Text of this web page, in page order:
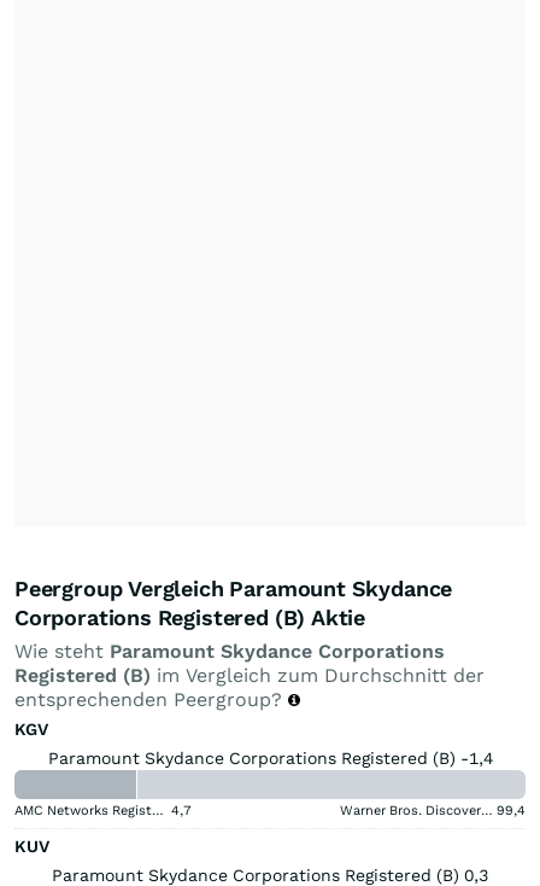
Peergroup Vergleich Paramount Skydance
Corporations Registered (B) Aktie
Wie steht Paramount Skydance Corporations
Registered (B) im Vergleich zum Durchschnitt der
entsprechenden Peergroup?
KGV
Paramount Skydance Corporations Registered (B) -1,4
AMC Networks Registered (A) 4,7 Warner Bros. Discovery (A) 99,4
KUV
Paramount Skydance Corporations Registered (B) 0,3